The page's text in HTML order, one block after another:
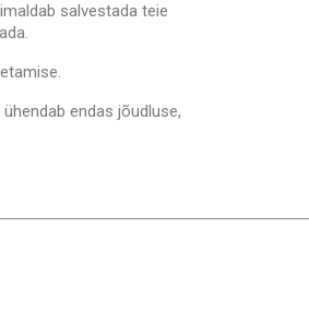
salvestada teie
endas jõudluse,